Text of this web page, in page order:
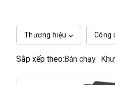
Thương hiệu Công
Sắp xếp theo:Bán chạy